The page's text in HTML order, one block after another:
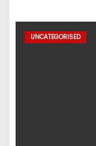
UNCATEGORISED